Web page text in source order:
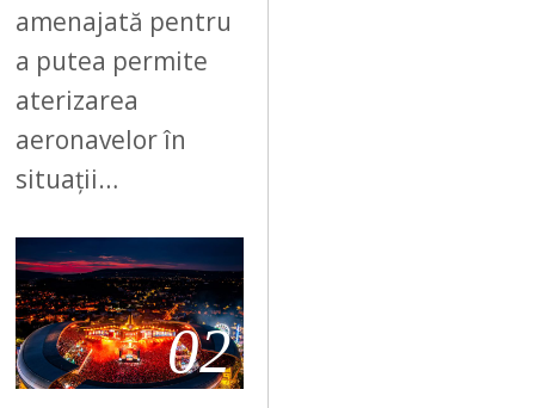
amenajată pentru
a putea permite
aterizarea
aeronavelor în
situații…
02